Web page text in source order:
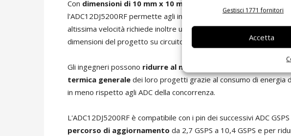
Gestisci 1771 fornitori
Accetta
Con dimensioni di 10 mm x 10 mm
l'ADC12DJ5200RF permette agli ingegneri di risparmiare spazio su
altissima velocità richiede inoltre un minor numero di piste, che
dimensioni del progetto su circuito stampato.
Gli ingegneri possono ridurre al minimo la dissipazione di
termica generale dei loro progetti grazie al consumo di energia
in meno rispetto agli ADC della concorrenza.
L'ADC12DJ5200RF è compatibile con i pin dei successivi ADC
percorso di aggiornamento da 2,7 GSPS a 10,4 GSPS e per